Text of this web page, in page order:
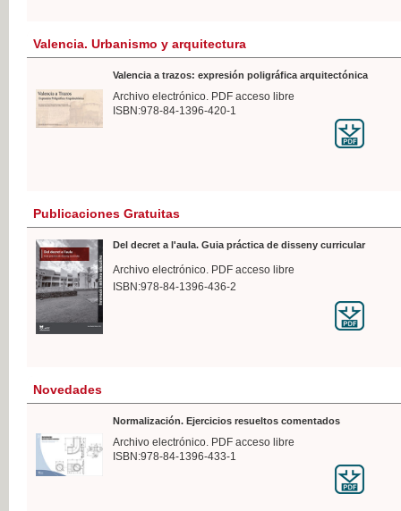
Valencia. Urbanismo y arquitectura
Valencia a trazos: expresión poligráfica arquitectónica
Archivo electrónico. PDF acceso libre
ISBN:978-84-1396-420-1
Publicaciones Gratuitas
Del decret a l'aula. Guia práctica de disseny curricular
Archivo electrónico. PDF acceso libre
ISBN:978-84-1396-436-2
Novedades
Normalización. Ejercicios resueltos comentados
Archivo electrónico. PDF acceso libre
ISBN:978-84-1396-433-1